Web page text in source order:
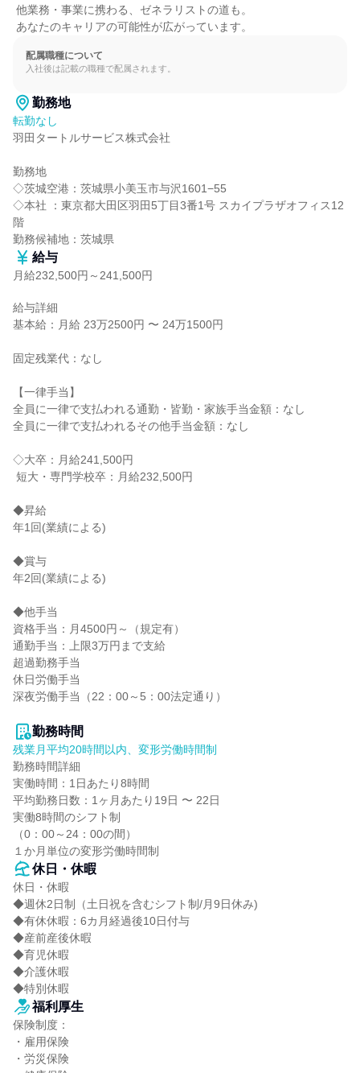
あなたのキャリアの可能性が広がっています。
配属職種について
入社後は記載の職種で配属されます。
勤務地
転勤なし
羽田タートルサービス株式会社
勤務地
◇茨城空港：茨城県小美玉市与沢1601−55
◇本社 ：東京都大田区羽田5丁目3番1号 スカイプラザオフィス12
階
勤務候補地：茨城県
給与
月給232,500円～241,500円
給与詳細
基本給：月給 23万2500円 〜 24万1500円
固定残業代：なし
【一律手当】
全員に一律で支払われる通勤・皆勤・家族手当金額：なし
全員に一律で支払われるその他手当金額：なし
◇大卒：月給241,500円
◆昇給
年1回(業績による)
◆賞与
年2回(業績による)
◆他手当
資格手当：月4500円～（規定有）
通勤手当：上限3万円まで支給
超過勤務手当
休日労働手当
深夜労働手当（22：00～5：00法定通り）
勤務時間
残業月平均20時間以内、変形労働時間制
勤務時間詳細
実働時間：1日あたり8時間
平均勤務日数：1ヶ月あたり19日 〜 22日
実働8時間のシフト制
（0：00～24：00の間）
１か月単位の変形労働時間制
休日・休暇
休日・休暇
◆週休2日制（土日祝を含むシフト制/月9日休み)
◆有休休暇：6カ月経過後10日付与
◆産前産後休暇
◆育児休暇
◆介護休暇
◆特別休暇
福利厚生
保険制度：
・雇用保険
・労災保険